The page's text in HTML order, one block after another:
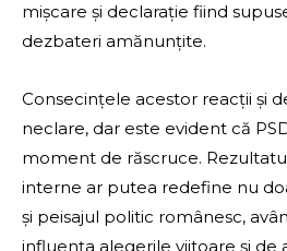
mișcare și declarație fiind
dezbateri amănunțite.
Consecințele acestor reacții și
neclare, dar este evident că
moment de răscruce.
interne ar putea redefine nu
și peisajul politic românesc,
influența alegerile viitoare și de